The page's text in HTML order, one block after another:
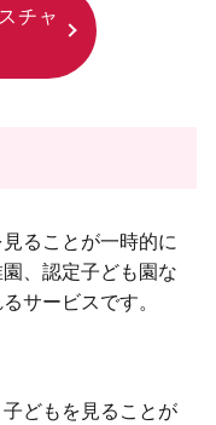
チャ
ることが一時的に
、認定子ども園な
サービスです。
どもを見ることが